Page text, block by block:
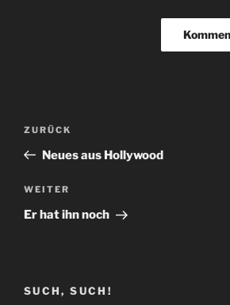
Beitragsnavigation
Vorheriger
Beitrag
ZURÜCK
Neues aus Hollywood
Nächster
Beitrag
WEITER
Er hat ihn noch
SUCH, SUCH!